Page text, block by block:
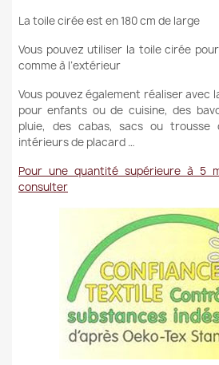
La toile cirée est en 180 cm de large
Vous pouvez utiliser la toile cirée
comme à l’extérieur
Vous pouvez également réaliser avec
pour enfants ou de cuisine, des
pluie, des cabas, sacs ou
intérieurs de placard …
Pour une quantité supérieure à 5
consulter